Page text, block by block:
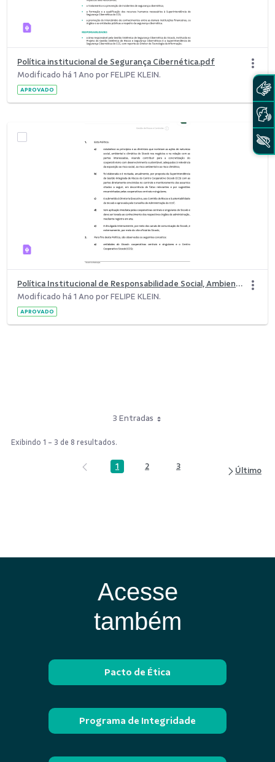
Política institucional de Segurança Cibernética.pdf
Modificado há 1 Ano por FELIPE KLEIN.
APROVADO
Política Institucional de Responsabilidade Social, Ambiental e Climática (PRSAC).pdf
Modificado há 1 Ano por FELIPE KLEIN.
APROVADO
3 Entradas
Exibindo 1 - 3 de 8 resultados.
Página
1 Página
2 Página
3
Acesse
também
Pacto de Ética
Programa de Integridade